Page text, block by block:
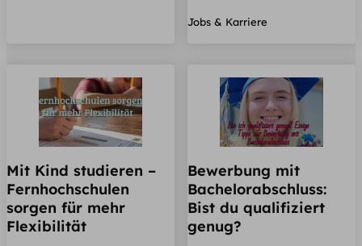
Jobs & Karriere
Mit Kind studieren –
Fernhochschulen
sorgen für mehr
Flexibilität
Bewerbung mit
Bachelorabschluss:
Bist du qualifiziert
genug?